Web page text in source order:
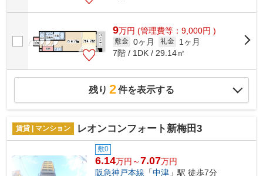
9万円 (管理費等：9,000円 )
敷金 0ヶ月 礼金
1ヶ月
7階 / 1DK / 29.14㎡
残り 2件を表示する
賃貸 | マンション レオンコンフォート新梅田3
敷0
6.14万円～7.07万円
阪急神戸本線 「中津 」駅 徒歩7分